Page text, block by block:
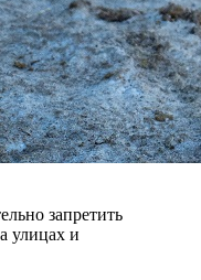
запретить
улицах и